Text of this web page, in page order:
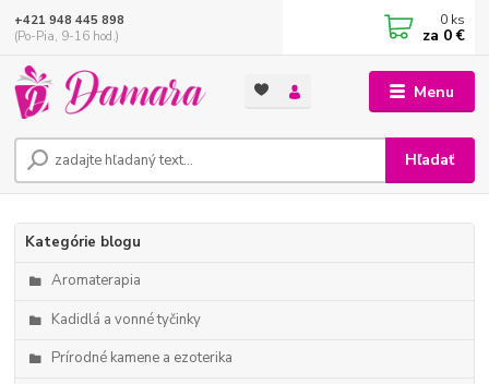
Menu
Hľadať
+421 948 445 898
(Po-Pia, 9-16 hod.)
0 ks
za 0 €
Kategórie blogu
Aromaterapia
Kadidlá a vonné tyčinky
Prírodné kamene a ezoterika